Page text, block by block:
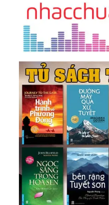
47.Đối Đãi Ở Đời
48. Chọc Thủng Trời
49.Hãy Cho Mình Được
50.Trong ‘Tiền’ Có ‘Đạo’
51.Lựa Chọn Nào Cho
52.Đức Độ
53.Lựa Chọn Hay Nỗ
Theo Đuổi Đam Mê?
54.Đôi Mắt Tuệ
55.Tâm Lực
56.Bơi Trên Cạn Và
57.Hãy Là Chính Mình !
58.Thiền Tả Pí Lù